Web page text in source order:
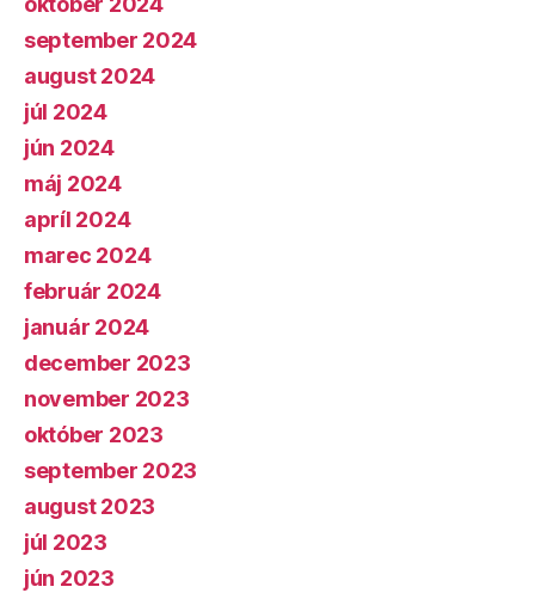
september 2024
august 2024
júl 2024
jún 2024
máj 2024
apríl 2024
marec 2024
február 2024
január 2024
december 2023
november 2023
október 2023
september 2023
august 2023
júl 2023
jún 2023